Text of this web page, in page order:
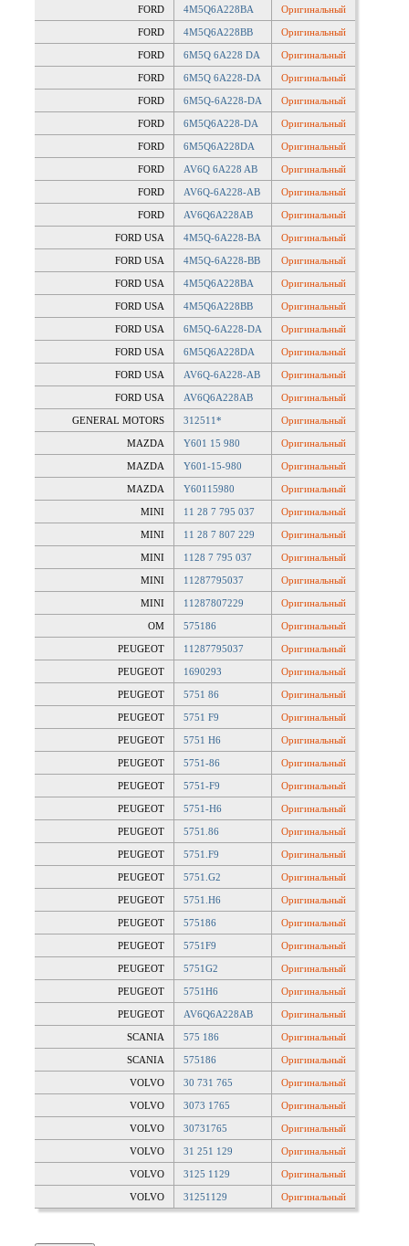
FORD 4M5Q6A228BA Оригинальный
FORD 4M5Q6A228BB Оригинальный
FORD 6M5Q 6A228 DA Оригинальный
FORD 6M5Q 6A228-DA Оригинальный
FORD 6M5Q-6A228-DA Оригинальный
FORD 6M5Q6A228-DA Оригинальный
FORD 6M5Q6A228DA Оригинальный
FORD AV6Q 6A228 AB Оригинальный
FORD AV6Q-6A228-AB Оригинальный
FORD AV6Q6A228AB Оригинальный
FORD USA 4M5Q-6A228-BA Оригинальный
FORD USA 4M5Q-6A228-BB Оригинальный
FORD USA 4M5Q6A228BA Оригинальный
FORD USA 4M5Q6A228BB Оригинальный
FORD USA 6M5Q-6A228-DA Оригинальный
FORD USA 6M5Q6A228DA Оригинальный
FORD USA AV6Q-6A228-AB Оригинальный
FORD USA AV6Q6A228AB Оригинальный
GENERAL MOTORS 312511* Оригинальный
MAZDA Y601 15 980 Оригинальный
MAZDA Y601-15-980 Оригинальный
MAZDA Y60115980 Оригинальный
MINI 11 28 7 795 037 Оригинальный
MINI 11 28 7 807 229 Оригинальный
MINI 1128 7 795 037 Оригинальный
MINI 11287795037 Оригинальный
MINI 11287807229 Оригинальный
OM 575186 Оригинальный
PEUGEOT 11287795037 Оригинальный
PEUGEOT 1690293 Оригинальный
PEUGEOT 5751 86 Оригинальный
PEUGEOT 5751 F9 Оригинальный
PEUGEOT 5751 H6 Оригинальный
PEUGEOT 5751-86 Оригинальный
PEUGEOT 5751-F9 Оригинальный
PEUGEOT 5751-H6 Оригинальный
PEUGEOT 5751.86 Оригинальный
PEUGEOT 5751.F9 Оригинальный
PEUGEOT 5751.G2 Оригинальный
PEUGEOT 5751.H6 Оригинальный
PEUGEOT 575186 Оригинальный
PEUGEOT 5751F9 Оригинальный
PEUGEOT 5751G2 Оригинальный
PEUGEOT 5751H6 Оригинальный
PEUGEOT AV6Q6A228AB Оригинальный
SCANIA 575 186 Оригинальный
SCANIA 575186 Оригинальный
VOLVO 30 731 765 Оригинальный
VOLVO 3073 1765 Оригинальный
VOLVO 30731765 Оригинальный
VOLVO 31 251 129 Оригинальный
VOLVO 3125 1129 Оригинальный
VOLVO 31251129 Оригинальный